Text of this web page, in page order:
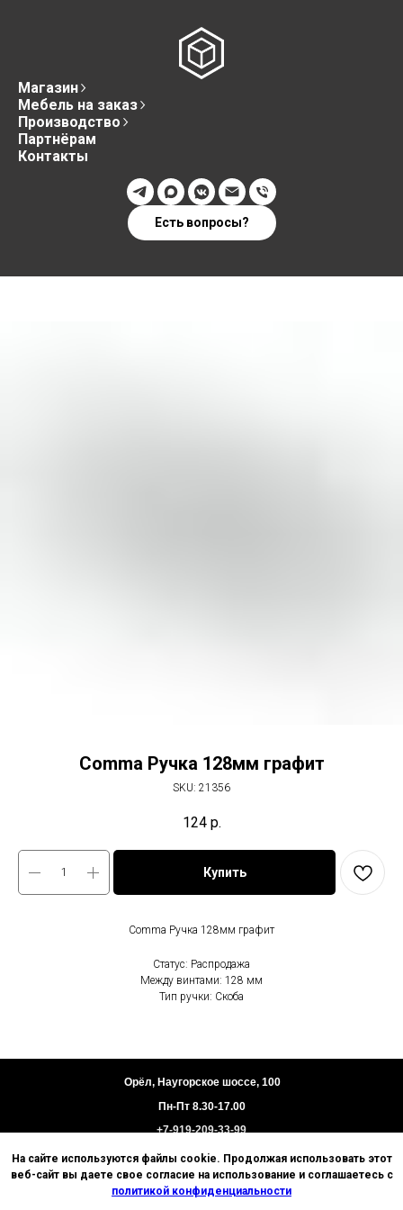
Магазин
Мебель на заказ
Производство
Партнёрам
Контакты
Есть вопросы?
Comma Ручка 128мм графит
SKU: 21356
124 р.
Купить
Comma Ручка 128мм графит
Статус: Распродажа
Между винтами: 128 мм
Тип ручки: Скоба
На сайте используются файлы cookie. Продолжая использовать этот
веб-сайт вы даете свое согласие на использование и соглашаетесь с
политикой конфиденциальности
Политика конфиденциальности
Пользовательское соглашение
Орёл, Наугорское шоссе, 100
Пн-Пт 8.30-17.00
+7-919-209-33-99